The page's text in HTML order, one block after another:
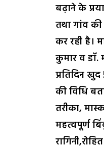
बढ़ाने के
तथा गांव
कर रही है।
कुमार व डॉ.
प्रतिदिन
की विधि
तरीका,
महत्वपूर्ण